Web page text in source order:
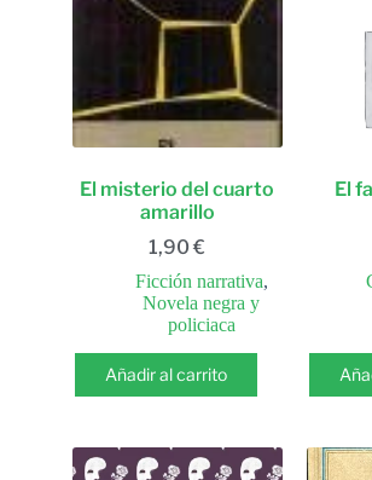
El misterio del cuarto
amarillo
1,90€
Ficción narrativa,
Novela negra y
policiaca
Añadir al carrito
El